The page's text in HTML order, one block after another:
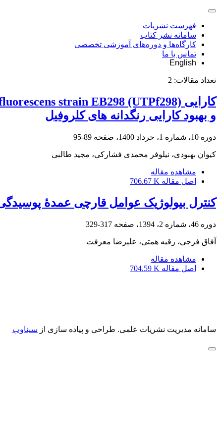
فهرست نشریات
سامانه نشر کتاب
کارگاه‌ها و دوره‌های آموزشی تخصصی
تماس با ما
English
تعداد مقالات: 2
و بهبود کارایی رنگدانه های کلروفیل
دوره 10، شماره 1، خرداد 1400، صفحه 89-95
کیوان بهبودی، نیلوفر محمدی فشارکی، مجید طالبی
مشاهده مقاله
اصل مقاله 706.67 K
کنترل بیولوژیک عوامل قارچی عمدۀ
دوره 46، شماره 2، 1394، صفحه 317-329
آفاق فرجی، رقیه همتی، علیرضا معرفت
مشاهده مقاله
اصل مقاله 704.59 K
سامانه مدیریت نشریات علمی. طراحی و پیاده سازی از سیناوب